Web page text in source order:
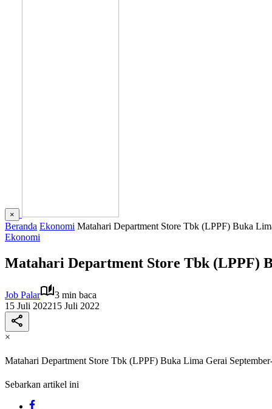
×
Beranda Ekonomi Matahari Department Store Tbk (LPPF) Buka
Ekonomi
Matahari Department Store Tbk (LPPF)
Job Palar
3 min baca
15 Juli 202215 Juli 2022
×
Matahari Department Store Tbk (LPPF) Buka Lima Gerai
Sebarkan artikel ini